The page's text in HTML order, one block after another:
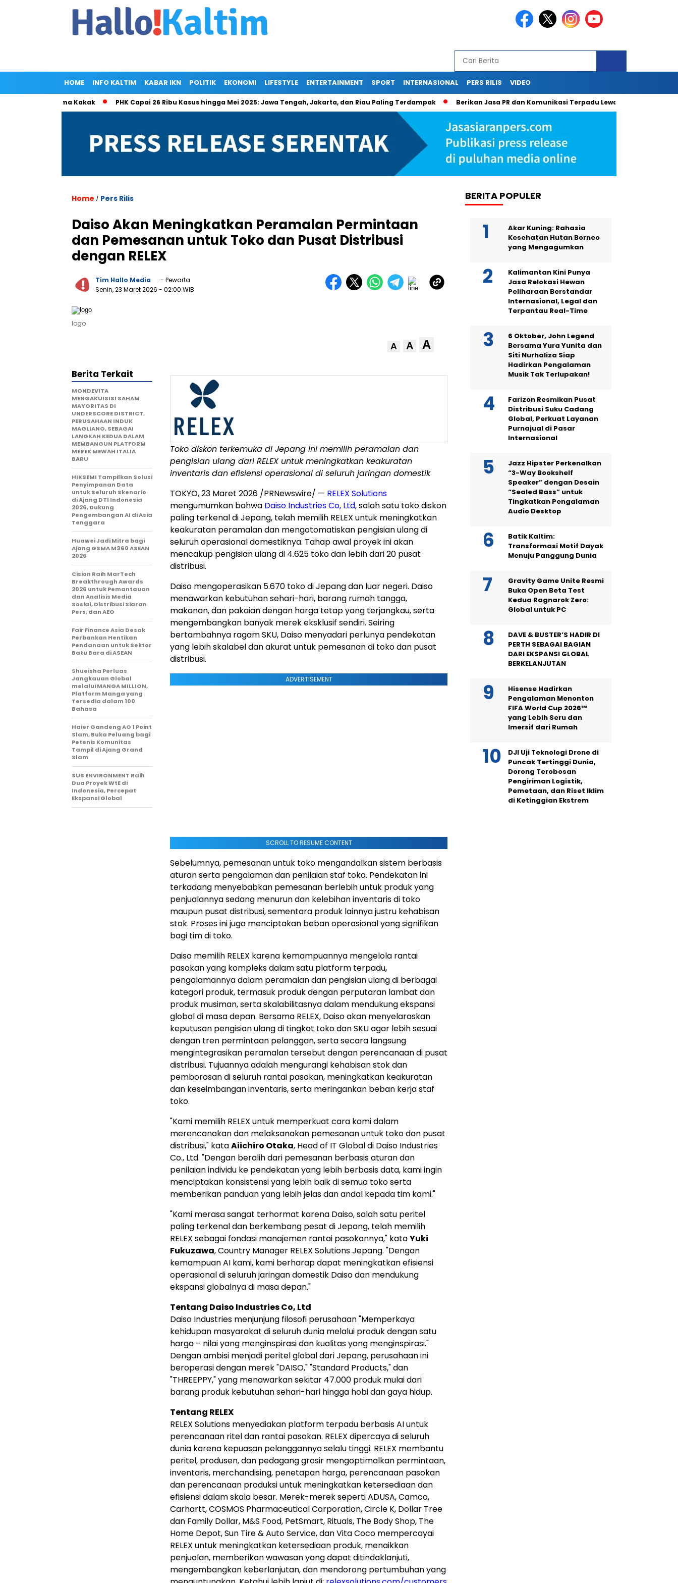
HOME INFO KALTIM KABAR IKN POLITIK EKONOMI LIFESTYLE ENTERTAINMENT SPORT INTERNASIONAL PERS RILIS VIDEO
Ramlan Cuma Kakak PHK Capai 26 Ribu Kasus hingga Mei 2025: Jawa Tengah, Jakarta, dan Riau Paling Terdampak Berikan Jasa PR dan Komunikasi Terpadu Lewat Press Release,
Home / Pers Rilis
Daiso Akan Meningkatkan Peramalan Permintaan
dan Pemesanan untuk Toko dan Pusat Distribusi
dengan RELEX
Tim Hallo Media
- Pewarta
Senin, 23 Maret 2026 - 02:00 WIB
logo
A A A
Toko diskon terkemuka di Jepang ini memilih peramalan dan
pengisian ulang dari RELEX untuk meningkatkan keakuratan
inventaris dan efisiensi operasional di seluruh jaringan domestik
TOKYO,23 Maret 2026 /PRNewswire/ — RELEX Solutions
mengumumkan bahwa Daiso Industries Co, Ltd,salah satu toko diskon
paling terkenal di Jepang, telah memilih RELEX untuk meningkatkan
keakuratan peramalan dan mengotomatiskan pengisian ulang di
seluruh operasional domestiknya. Tahap awal proyek ini akan
mencakup pengisian ulang di 4.625 toko dan lebih dari 20 pusat
distribusi.
Daiso mengoperasikan 5.670 toko di Jepang dan luar negeri. Daiso
menawarkan kebutuhan sehari-hari, barang rumah tangga,
makanan, dan pakaian dengan harga tetap yang terjangkau, serta
mengembangkan banyak merek eksklusif sendiri. Seiring
bertambahnya ragam SKU, Daiso menyadari perlunya pendekatan
yang lebih skalabel dan akurat untuk pemesanan di toko dan pusat
distribusi.
ADVERTISEMENT
SCROLL TO RESUME CONTENT
Sebelumnya, pemesanan untuk toko mengandalkan sistem berbasis
aturan serta pengalaman dan penilaian staf toko. Pendekatan ini
terkadang menyebabkan pemesanan berlebih untuk produk yang
penjualannya sedang menurun dan kelebihan inventaris di toko
maupun pusat distribusi, sementara produk lainnya justru kehabisan
stok. Proses ini juga menciptakan beban operasional yang signifikan
bagi tim di toko.
Daiso memilih RELEX karena kemampuannya mengelola rantai
pasokan yang kompleks dalam satu platform terpadu,
pengalamannya dalam peramalan dan pengisian ulang di berbagai
kategori produk, termasuk produk dengan perputaran lambat dan
produk musiman, serta skalabilitasnya dalam mendukung ekspansi
global di masa depan. Bersama RELEX, Daiso akan menyelaraskan
keputusan pengisian ulang di tingkat toko dan SKU agar lebih sesuai
dengan tren permintaan pelanggan, serta secara langsung
mengintegrasikan peramalan tersebut dengan perencanaan di pusat
distribusi. Tujuannya adalah mengurangi kehabisan stok dan
pemborosan di seluruh rantai pasokan, meningkatkan keakuratan
dan keseimbangan inventaris, serta meringankan beban kerja staf
toko.
"Kami memilih RELEX untuk memperkuat cara kami dalam
merencanakan dan melaksanakan pemesanan untuk toko dan pusat
distribusi," kataAiichiro Otaka, Head of IT Global di Daiso Industries
Co., Ltd. "Dengan beralih dari pemesanan berbasis aturan dan
penilaian individu ke pendekatan yang lebih berbasis data, kami ingin
menciptakan konsistensi yang lebih baik di semua toko serta
memberikan panduan yang lebih jelas dan andal kepada tim kami."
"Kami merasa sangat terhormat karena Daiso, salah satu peritel
paling terkenal dan berkembang pesat di Jepang, telah memilih
RELEX sebagai fondasi manajemen rantai pasokannya," kataYuki
Fukuzawa, Country Manager RELEX Solutions Jepang. "Dengan
kemampuan AI kami, kami berharap dapat meningkatkan efisiensi
operasional di seluruh jaringan domestik Daiso dan mendukung
ekspansi globalnya di masa depan."
Tentang Daiso Industries Co, Ltd
Daiso Industries menjunjung filosofi perusahaan "Memperkaya
kehidupan masyarakat di seluruh dunia melalui produk dengan satu
harga – nilai yang menginspirasi dan kualitas yang menginspirasi."
Dengan ambisi menjadi peritel global dari Jepang, perusahaan ini
beroperasi dengan merek "DAISO," "Standard Products," dan
"THREEPPY," yang menawarkan sekitar 47.000 produk mulai dari
barang produk kebutuhan sehari-hari hingga hobi dan gaya hidup.
Tentang RELEX
RELEX Solutions menyediakan platform terpadu berbasis AI untuk
perencanaan ritel dan rantai pasokan. RELEX dipercaya di seluruh
dunia karena kepuasan pelanggannya selalu tinggi. RELEX membantu
peritel, produsen, dan pedagang grosir mengoptimalkan permintaan,
inventaris, merchandising, penetapan harga, perencanaan pasokan
dan perencanaan produksi untuk meningkatkan ketersediaan dan
efisiensi dalam skala besar. Merek-merek seperti ADUSA, Camco,
Carhartt, COSMOS Pharmaceutical Corporation, Circle K, Dollar Tree
dan Family Dollar, M&S Food, PetSmart, Rituals, The Body Shop, The
Home Depot, Sun Tire & Auto Service, dan Vita Coco mempercayai
RELEX untuk meningkatkan ketersediaan produk, menaikkan
penjualan, memberikan wawasan yang dapat ditindaklanjuti,
mengembangkan keberlanjutan, dan mendorong pertumbuhan yang
Berita Terkait
MONDEVITA
MENGAKUISISI SAHAM
MAYORITAS DI
UNDERSCORE DISTRICT,
PERUSAHAAN INDUK
MAGLIANO, SEBAGAI
LANGKAH KEDUA DALAM
MEMBANGUN PLATFORM
MEREK MEWAH ITALIA
BARU
HIKSEMI Tampilkan Solusi
Penyimpanan Data
untuk Seluruh Skenario
di Ajang DTI Indonesia
2026, Dukung
Pengembangan AI di Asia
Tenggara
Huawei Jadi Mitra bagi
Ajang GSMA M360 ASEAN
2026
Cision Raih MarTech
Breakthrough Awards
2026 untuk Pemantauan
dan Analisis Media
Sosial, Distribusi Siaran
Pers, dan AEO
Fair Finance Asia Desak
Perbankan Hentikan
Pendanaan untuk Sektor
Batu Bara di ASEAN
Shueisha Perluas
Jangkauan Global
melalui MANGA MILLION,
Platform Manga yang
Tersedia dalam 100
Bahasa
Haier Gandeng AO 1 Point
Slam, Buka Peluang bagi
Petenis Komunitas
Tampil di Ajang Grand
Slam
SUS ENVIRONMENT Raih
Dua Proyek WtE di
Indonesia, Percepat
Ekspansi Global
BERITA POPULER
Akar Kuning: Rahasia
Kesehatan Hutan Borneo
yang Mengagumkan
Kalimantan Kini Punya
Jasa Relokasi Hewan
Peliharaan Berstandar
Internasional, Legal dan
Terpantau Real-Time
6 Oktober, John Legend
Bersama Yura Yunita dan
Siti Nurhaliza Siap
Hadirkan Pengalaman
Musik Tak Terlupakan!
Farizon Resmikan Pusat
Distribusi Suku Cadang
Global, Perkuat Layanan
Purnajual di Pasar
Internasional
Jazz Hipster Perkenalkan
“3-Way Bookshelf
Speaker” dengan Desain
“Sealed Bass” untuk
Tingkatkan Pengalaman
Audio Desktop
Batik Kaltim:
Transformasi Motif Dayak
Menuju Panggung Dunia
Gravity Game Unite Resmi
Buka Open Beta Test
Kedua Ragnarok Zero:
Global untuk PC
DAVE & BUSTER’S HADIR DI
PERTH SEBAGAI BAGIAN
DARI EKSPANSI GLOBAL
BERKELANJUTAN
Hisense Hadirkan
Pengalaman Menonton
FIFA World Cup 2026™
yang Lebih Seru dan
Imersif dari Rumah
DJI Uji Teknologi Drone di
Puncak Tertinggi Dunia,
Dorong Terobosan
Pengiriman Logistik,
Pemetaan, dan Riset Iklim
di Ketinggian Ekstrem